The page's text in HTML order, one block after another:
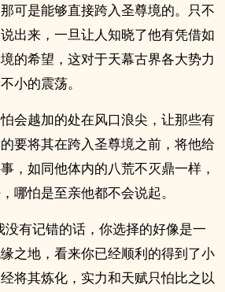
可是能够直接跨入圣尊境的。只不
出来，一旦让人知晓了他有凭借如
的希望，这对于天幕古界各大势力
小的震荡。
会越加的处在风口浪尖，让那些有
要将其在跨入圣尊境之前，将他给
，如同他体内的八荒不灭鼎一样，
哪怕是至亲他都不会说起。
没有记错的话，你选择的好像是一
之地，看来你已经顺利的得到了小
将其炼化，实力和天赋只怕比之以